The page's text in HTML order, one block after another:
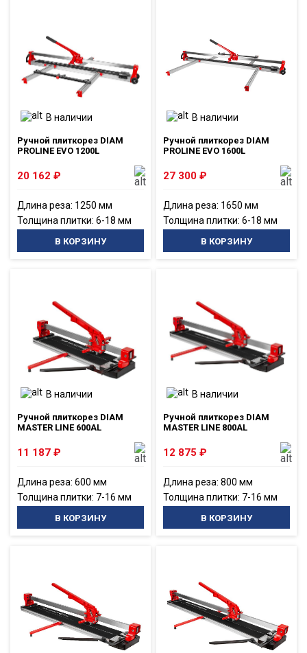
В наличии
Ручной плиткорез DIAM
PROLINE EVO 1200L
20 162 ₽
Длина реза: 1250 мм
Толщина плитки: 6-18 мм
В КОРЗИНУ
В наличии
Ручной плиткорез DIAM
PROLINE EVO 1600L
27 300₽
Длина реза: 1650 мм
Толщина плитки: 6-18 мм
В КОРЗИНУ
В наличии
Ручной плиткорез DIAM
MASTER LINE 600AL
11 187 ₽
Длина реза: 600 мм
Толщина плитки: 7-16 мм
В КОРЗИНУ
В наличии
Ручной плиткорез DIAM
MASTER LINE 800AL
12 875₽
Длина реза: 800 мм
Толщина плитки: 7-16 мм
В КОРЗИНУ